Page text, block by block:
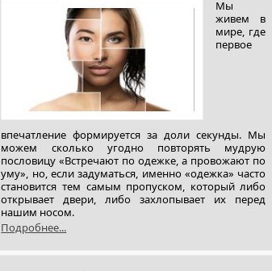
Мы
живем в
мире, где
первое
впечатление формируется за доли секунды. Мы
можем сколько угодно повторять мудрую
пословицу «Встречают по одежке, а провожают по
уму», но, если задуматься, именно «одежка» часто
становится тем самым пропуском, который либо
открывает двери, либо захлопывает их перед
нашим носом.
Подробнее...